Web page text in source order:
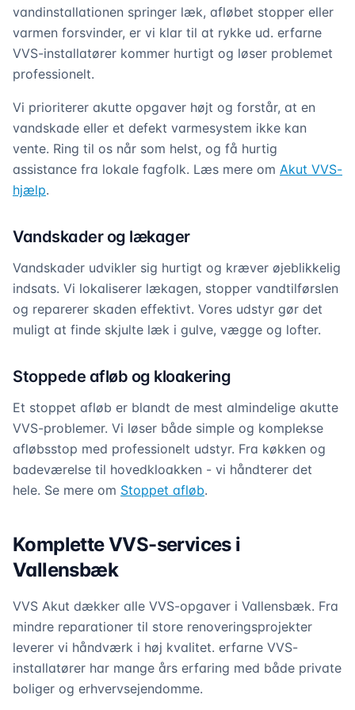
vandinstallationen springer læk, afløbet stopper eller
varmen forsvinder, er vi klar til at rykke ud. erfarne
VVS-installatører kommer hurtigt og løser problemet
professionelt.
Vi prioriterer akutte opgaver højt og forstår, at en
vandskade eller et defekt varmesystem ikke kan
vente. Ring til os når som helst, og få hurtig
assistance fra lokale fagfolk. Læs mere om Akut VVS-
hjælp.
Vandskader og lækager
Vandskader udvikler sig hurtigt og kræver øjeblikkelig
indsats. Vi lokaliserer lækagen, stopper vandtilførslen
og reparerer skaden effektivt. Vores udstyr gør det
muligt at finde skjulte læk i gulve, vægge og lofter.
Stoppede afløb og kloakering
Et stoppet afløb er blandt de mest almindelige akutte
VVS-problemer. Vi løser både simple og komplekse
afløbsstop med professionelt udstyr. Fra køkken og
badeværelse til hovedkloakken - vi håndterer det
hele. Se mere om Stoppet afløb.
Komplette VVS-services i
Vallensbæk
VVS Akut dækker alle VVS-opgaver i Vallensbæk. Fra
mindre reparationer til store renoveringsprojekter
leverer vi håndværk i høj kvalitet. erfarne VVS-
installatører har mange års erfaring med både private
boliger og erhvervsejendomme.